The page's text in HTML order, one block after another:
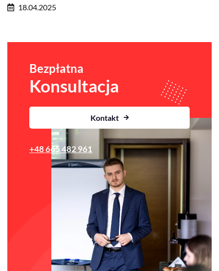
18.04.2025
Bezpłatna
Konsultacja
Kontakt
+48 665 482 961